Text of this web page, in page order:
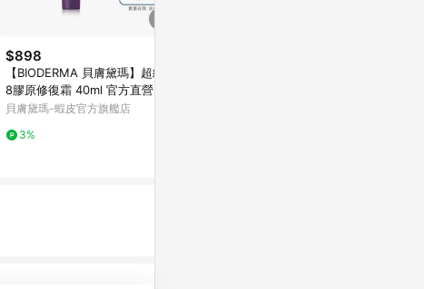
$898
【BIODERMA 貝膚黛瑪】超級2
8膠原修復霜 40ml 官方直營
貝膚黛瑪-蝦皮官方旗艦店
3%